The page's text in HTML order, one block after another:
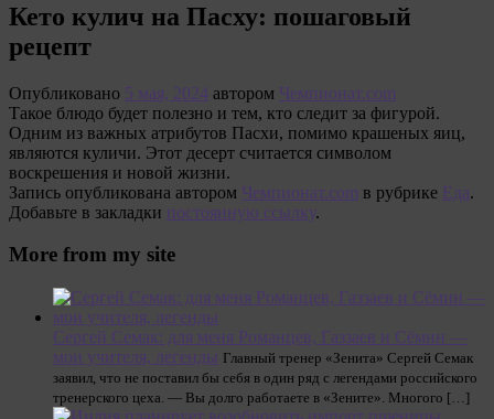
Кето кулич на Пасху: пошаговый
рецепт
Опубликовано 5 мая, 2024 автором Чемпионат.com
Такое блюдо будет полезно и тем, кто следит за фигурой.
Одним из важных атрибутов Пасхи, помимо крашеных яиц,
являются куличи. Этот десерт считается символом
воскрешения и новой жизни.
Запись опубликована автором Чемпионат.com в рубрике Еда.
Добавьте в закладки постоянную ссылку.
More from my site
Сергей Семак: для меня Романцев, Газзаев и Сёмин —
мои учителя, легенды Главный тренер «Зенита» Сергей Семак
заявил, что не поставил бы себя в один ряд с легендами российского
тренерского цеха. — Вы долго работаете в «Зените». Многого […]